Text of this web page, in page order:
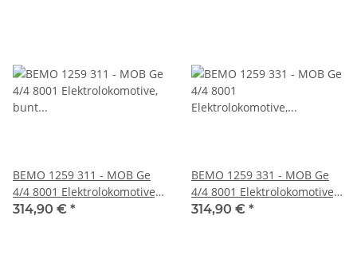
BEMO 1259 311 - MOB Ge
4/4 8001 Elektrolokomotive,
bunt "Gstaad"
314,90 € *
BEMO 1259 331 - MOB Ge
4/4 8001 Elektrolokomotive,
blau/bunt "Testuz"
314,90 € *